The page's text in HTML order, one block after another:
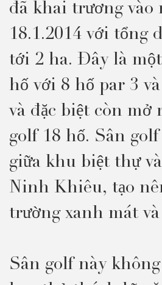
đã khai trương vào
18.1.2014 với tổng
tới 2 ha. Đây là
hố với 8 hố par 3
và đặc biệt còn mở
golf 18 hố. Sân
giữa khu biệt thự
Ninh Khiêu, tạo
trường xanh mát
Sân golf này